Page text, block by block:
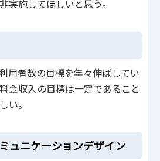
実施してほしいと思う。
用者数の目標を年々伸ばしてい
金収入の目標は一定であること
い。
ュニケーションデザイン